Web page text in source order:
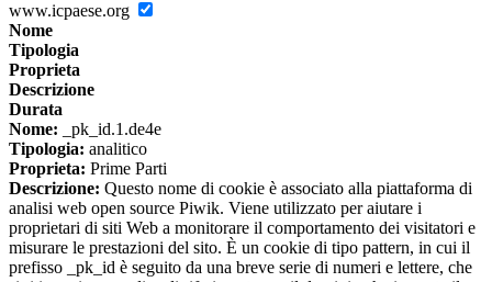
www.icpaese.org
Nome
Tipologia
Proprieta
Descrizione
Durata
Nome: _pk_id.1.de4e
Tipologia: analitico
Proprieta: Prime Parti
Descrizione: Questo nome di cookie è associato alla piattaforma di
analisi web open source Piwik. Viene utilizzato per aiutare i
proprietari di siti Web a monitorare il comportamento dei visitatori e
misurare le prestazioni del sito. È un cookie di tipo pattern, in cui il
prefisso _pk_id è seguito da una breve serie di numeri e lettere, che